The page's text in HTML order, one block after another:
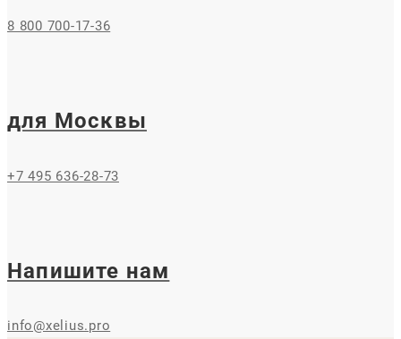
8 800 700-17-36
для Москвы
+7 495 636-28-73
Напишите нам
info@xelius.pro